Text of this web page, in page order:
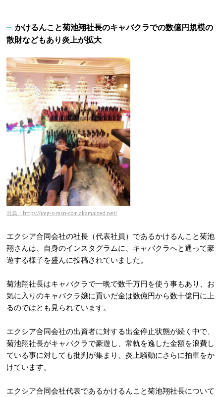
かけるんこと菊池翔社長のキャバクラでの数億円規模の
散財などもあり炎上が拡大
出典：https://img-s-msn-com.akamaized.net/
エクシア合同会社の社長（代表社員）であるかけるんこと菊池
翔さんは、自身のインスタグラムに、キャバクラへと通って豪
遊する様子を盛んに投稿されていました。
菊池翔社長はキャバクラで一晩で数千万円を使う事もあり、お
気に入りのキャバクラ嬢に貢いだ金は数億円から数十億円に上
るのではとも見られています。
エクシア合同会社の出資者に対する出金停止状態が続く中で、
菊池翔社長がキャバクラで豪遊し、常軌を逸した金額を浪費し
ている事に対しても批判が集まり、炎上騒動にさらに拍車をか
けています。
エクシア合同会社代表であるかけるんこと菊池翔社長について